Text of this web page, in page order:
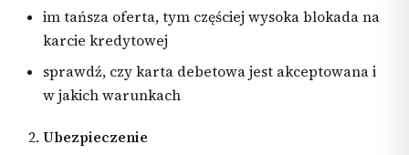
im tańsza oferta, tym częściej wysoka blokada na
karcie kredytowej
sprawdź, czy karta debetowa jest akceptowana i
w jakich warunkach
Ubezpieczenie